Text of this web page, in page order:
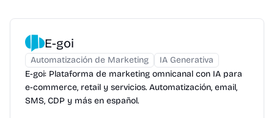
E-goi
Automatización de Marketing
IA Generativa
E-goi: Plataforma de marketing omnicanal con IA para
e-commerce, retail y servicios. Automatización, email,
SMS, CDP y más en español.